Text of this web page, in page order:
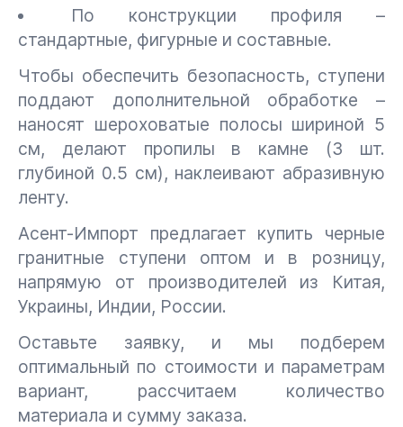
По конструкции профиля –
стандартные, фигурные и составные.
Чтобы обеспечить безопасность, ступени
поддают дополнительной обработке –
наносят шероховатые полосы шириной 5
см, делают пропилы в камне (3 шт.
глубиной 0.5 см), наклеивают абразивную
ленту.
Асент-Импорт предлагает купить черные
гранитные ступени оптом и в розницу,
напрямую от производителей из Китая,
Украины, Индии, России.
Оставьте заявку, и мы подберем
оптимальный по стоимости и параметрам
вариант, рассчитаем количество
материала и сумму заказа.